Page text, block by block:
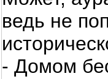
ведь не
- Домом